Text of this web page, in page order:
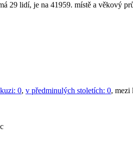
29 lidí, je na 41959. místě a věkový
0, v předminulých stoletích: 0, mezi